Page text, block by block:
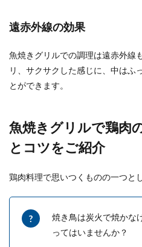
遠赤外線の効果
魚焼きグリルでの調理は遠赤外線
リ、サクサクした感じに、中はふ
とができます。
魚焼きグリルで鶏肉
とコツをご紹介
鶏肉料理で思いつくものの一つと
焼き鳥は炭火で焼かな
ってはいませんか？